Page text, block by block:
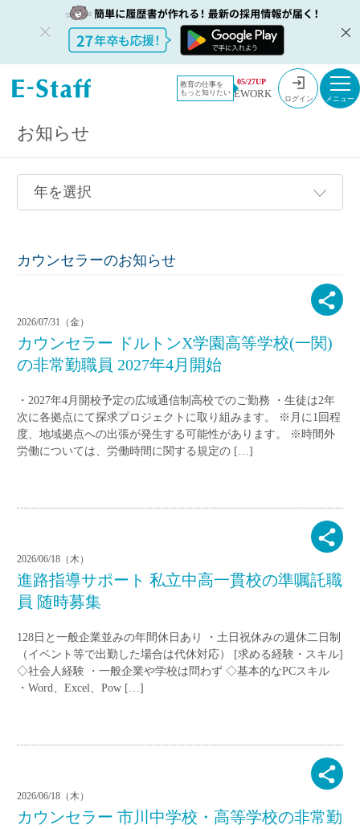
教育の仕事を
もっと知りたい
05/27UP
EWORK ログイン
教員採用情報のイー・スタッフ TOP 採用情報
お知らせ
カウンセラーのお知らせ
2026/07/31（金）
カウンセラー ドルトンX学園高等学校(一関)
の非常勤職員 2027年4月開始
・2027年4月開校予定の広域通信制高校でのご勤務 ・生徒は2年
次に各拠点にて探求プロジェクトに取り組みます。 ※月に1回程
度、地域拠点への出張が発生する可能性があります。 ※時間外
労働については、労働時間に関する規定の […]
2026/06/18（木）
進路指導サポート 私立中高一貫校の準嘱託職
員 随時募集
128日と一般企業並みの年間休日あり ・土日祝休みの週休二日制
（イベント等で出勤した場合は代休対応） [求める経験・スキル]
◇社会人経験 ・一般企業や学校は問わず ◇基本的なPCスキル
・Word、Excel、Pow […]
2026/06/18（木）
カウンセラー 市川中学校・高等学校の非常勤